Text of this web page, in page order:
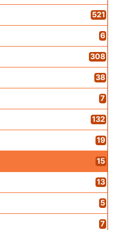
521
6
308
38
7
132
19
15
13
5
7